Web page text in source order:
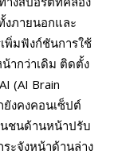
ภายนอกและ
พิ่มฟังก์ชันการใช้
ากว่าเดิม ติดตั้ง
(AI Brain
งคงคอนเซ็ปต์
ชนด้านหน้าปรับ
ะจังหน้าด้านล่าง